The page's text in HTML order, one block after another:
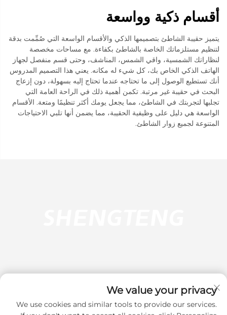
أقسام ذكية وواسعة
يتميز حقيبة الشاطئ بتصميمها الذكي والأقسام الواسعة التي صُمِّمت بدقة
لتنظيم مستلزماتك الخاصة بالشاطئ بكفاءة. مع مساحات مخصصة
لنظاراتك الشمسية، واقي الشمس، المناشف، وحتى قسم منفصل لجهاز
الهاتف الذكي الخاص بك، كل شيء له مكانه. يعني هذا التصميم المدروس
أنك تستطيع الوصول إلى ما تحتاجه عندما تحتاج إليه بسهولة، دون إزعاج
البحث في حقيبة غير مرتبة. تكمن أهمية ذلك في الراحة العامة التي
تجلبها لتجربتك في الشاطئ، مما يجعل يومك أكثر تنظيمًا ومتعة. الأقسام
الواسعة هي دليل على وظيفية الحقيبة، مما يضمن أنها تلبي الاحتياجات
المتنوعة لجميع زوار الشاطئ.
We value your privacy
We use cookies and similar tools to provide our services.